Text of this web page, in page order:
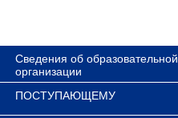
Сведения об образовательной
организации
ПОСТУПАЮЩЕМУ